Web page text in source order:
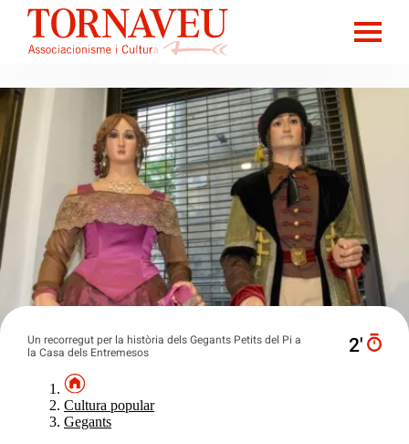
Un recorregut per la història dels Gegants Petits del Pi a
la Casa dels Entremesos
2′
Cultura popular
Gegants